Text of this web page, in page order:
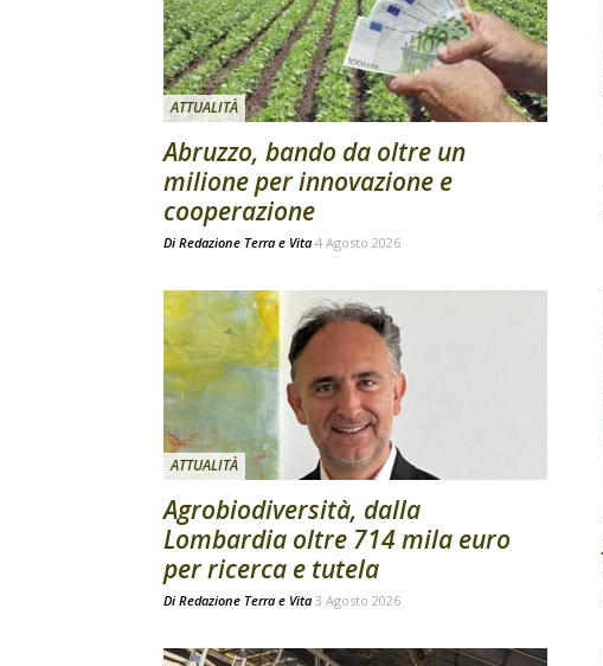
ATTUALITÀ
Abruzzo, bando da oltre un
milione per innovazione e
cooperazione
Di Redazione Terra e Vita 4 Agosto 2026
ATTUALITÀ
Agrobiodiversità, dalla
Lombardia oltre 714 mila euro
per ricerca e tutela
Di Redazione Terra e Vita 3 Agosto 2026